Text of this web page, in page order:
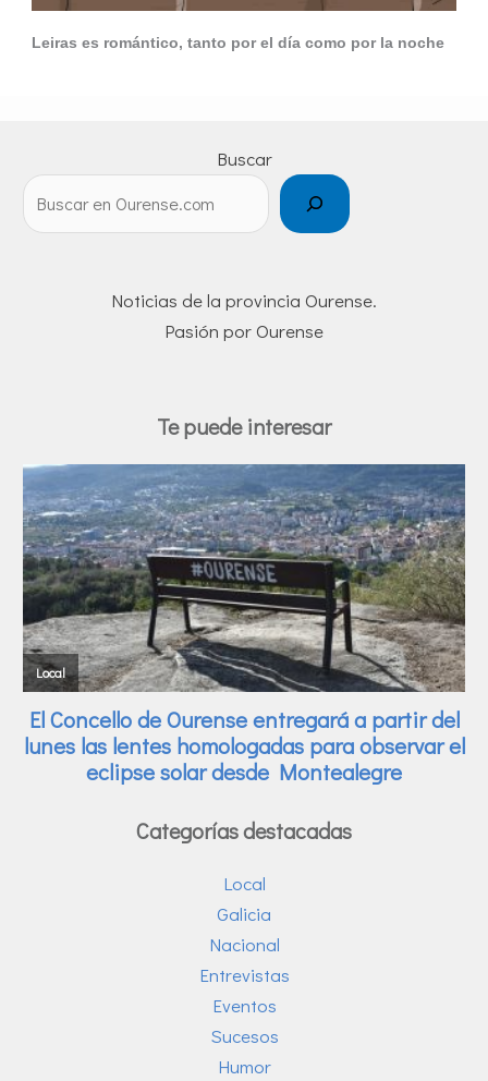
Leiras es romántico, tanto por el día como por la noche
Buscar
Noticias de la provincia Ourense.
Pasión por Ourense
Te puede interesar
Categorías destacadas
Local
Galicia
Nacional
Entrevistas
Eventos
Sucesos
Humor